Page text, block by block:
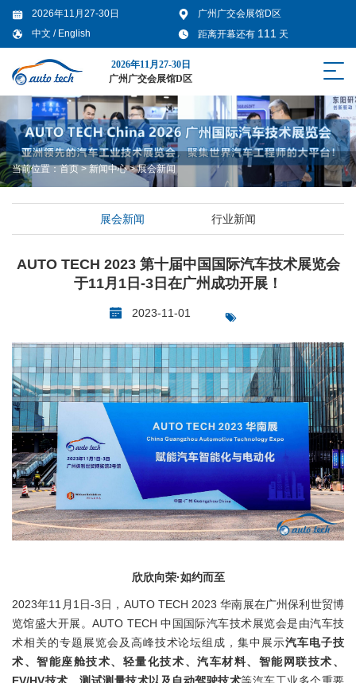
2026年11月27-30日
广州广交会展馆D区
中文 / English 距离开幕还有 111 天
2026年11月27-30日
广州广交会展馆D区
当前位置：首页>新闻中心>展会新闻
展会新闻 行业新闻
AUTO TECH 2023 第十届中国国际汽车技术展览会
于11月1日-3日在广州成功开展！
2023-11-01
欣欣向荣·如约而至
2023年11月1日-3日，AUTO TECH 2023 华南展在广州保利世贸博
览馆盛大开展。AUTO TECH 中国国际汽车技术展览会是由汽车技
术相关的专题展览会及高峰技术论坛组成，集中展示汽车电子技
术、智能座舱技术、轻量化技术、汽车材料、智能网联技术、